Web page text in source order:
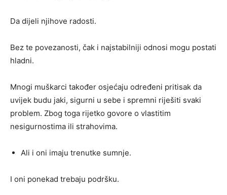
Da dijeli njihove radosti.
Bez te povezanosti, čak i najstabilniji odnosi mogu postati
hladni.
Mnogi muškarci također osjećaju određeni pritisak da
uvijek budu jaki, sigurni u sebe i spremni riješiti svaki
problem. Zbog toga rijetko govore o vlastitim
nesigurnostima ili strahovima.
Ali i oni imaju trenutke sumnje.
I oni ponekad trebaju podršku.